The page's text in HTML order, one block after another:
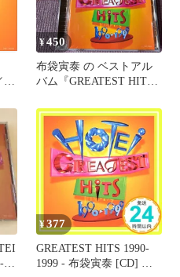
¥450
布袋寅泰 の ベストアル
バム『GREATEST HITS
¥377
GREATEST HITS 1990-
1999 - 布袋寅泰 [CD] 布